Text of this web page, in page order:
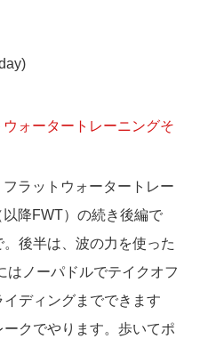
ウォータートレーニングそ
フラットウォータートレー
以降FWT）の続き後編で
後半は、波の力を使った
はノーパドルでテイクオフ
ディングまでできます
クでやります。歩いてポ